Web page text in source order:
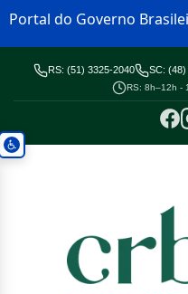
Portal do Governo
RS: (51) 3325-2040 SC:
RS: 8h–12h -